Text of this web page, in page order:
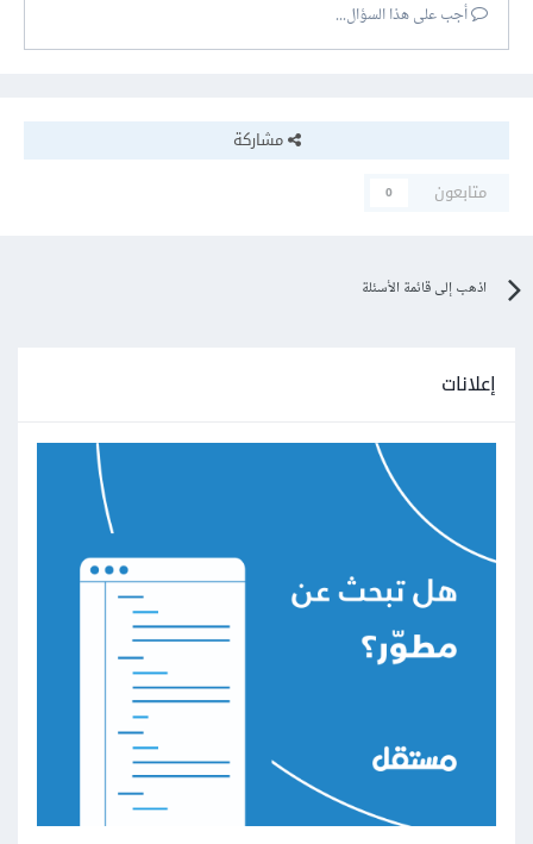
أجب على هذا السؤال...
مشاركة
متابعون
0
اذهب إلى قائمة الأسئلة
إعلانات